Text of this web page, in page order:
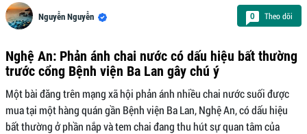
Nguyễn Nguyễn 0 Theo dõi
Nghệ An: Phản ánh chai nước có dấu hiệu bất thường
trước cổng Bệnh viện Ba Lan gây chú ý
Một bài đăng trên mạng xã hội phản ánh nhiều chai nước suối được
mua tại một hàng quán gần Bệnh viện Ba Lan, Nghệ An, có dấu hiệu
bất thường ở phần nắp và tem chai đang thu hút sự quan tâm của